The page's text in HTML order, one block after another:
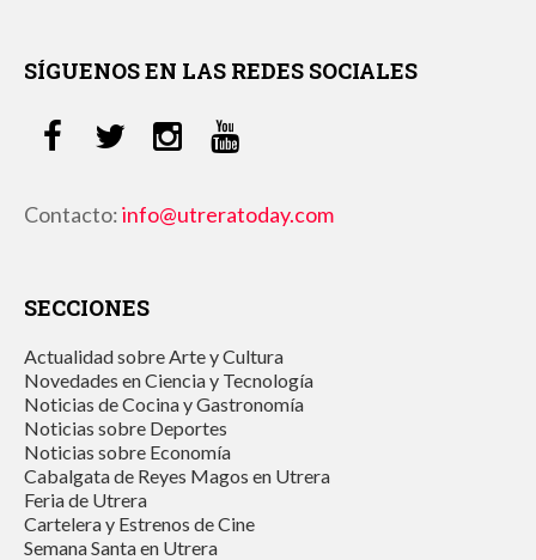
SÍGUENOS EN LAS REDES SOCIALES
Contacto:info@utreratoday.com
SECCIONES
Actualidad sobre Arte y Cultura
Novedades en Ciencia y Tecnología
Noticias de Cocina y Gastronomía
Noticias sobre Deportes
Noticias sobre Economía
Cabalgata de Reyes Magos en Utrera
Feria de Utrera
Cartelera y Estrenos de Cine
Semana Santa en Utrera